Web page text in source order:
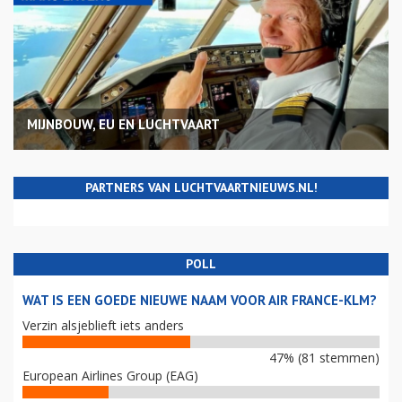
MIJNBOUW, EU EN LUCHTVAART
PARTNERS VAN LUCHTVAARTNIEUWS.NL!
POLL
WAT IS EEN GOEDE NIEUWE NAAM VOOR AIR FRANCE-KLM?
Verzin alsjeblieft iets anders
47% (81 stemmen)
European Airlines Group (EAG)